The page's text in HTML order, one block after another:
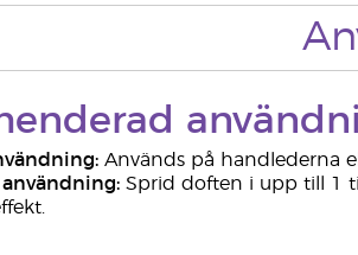
Används på handlederna
Sprid doften i upp till 1